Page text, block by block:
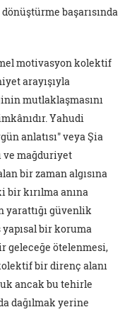
başarısında
motivasyon kolektif
arayışıyla
mutlaklaşmasını
Yahudi
anlatısı" veya Şia
ve mağduriyet
bir zaman algısına
bir kırılma anına
yarattığı güvenlik
yapısal bir koruma
geleceğe ötelenmesi,
bir direnç alanı
ancak bu tehirle
dağılmak yerine